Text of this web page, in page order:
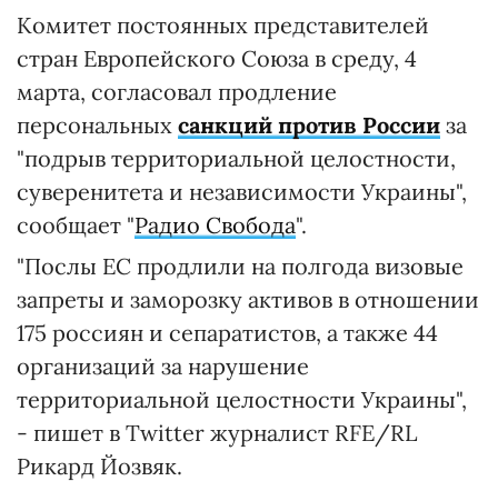
Комитет постоянных представителей
стран Европейского Союза в среду, 4
марта, согласовал продление
персональных санкций против России за
"подрыв территориальной целостности,
суверенитета и независимости Украины",
сообщает "Радио Свобода".
"Послы ЕС продлили на полгода визовые
запреты и заморозку активов в отношении
175 россиян и сепаратистов, а также 44
организаций за нарушение
территориальной целостности Украины",
- пишет в Twitter журналист RFE/RL
Рикард Йозвяк.